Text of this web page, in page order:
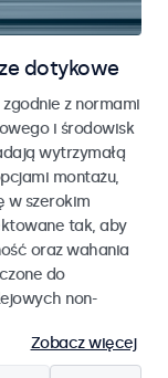
dotykowe
z normami
i środowisk
wytrzymałą
montażu,
w szerokim
tak, aby
oraz wahania
do
non-
Zobacz więcej